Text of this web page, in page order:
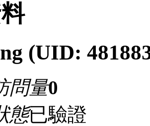
(UID:
問量0
態已驗證